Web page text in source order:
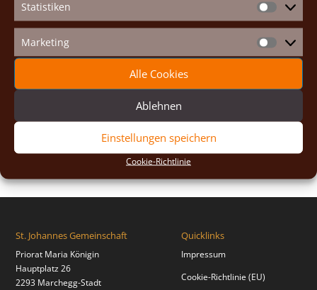
Statistiken
Marketing Marketing
Alle Cookies
Ablehnen
Einstellungen speichern
Cookie-Richtlinie
2024(5)
2023(13)
2022(9)
2020(2)
St. Johannes Gemeinschaft
Priorat Maria Königin
Hauptplatz 26
2293 Marchegg-Stadt
Quicklinks
Impressum
Cookie-Richtlinie (EU)